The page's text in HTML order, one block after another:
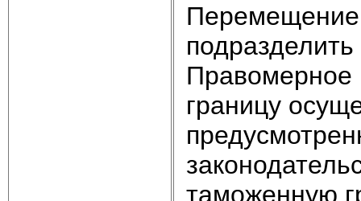
Перемещение
границу
таможенную